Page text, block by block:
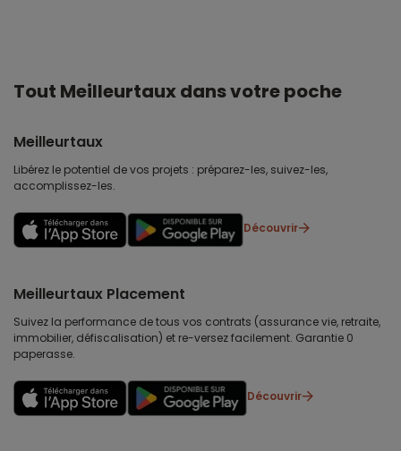
Tout Meilleurtaux dans votre poche
Meilleurtaux
Libérez le potentiel de vos projets : préparez-les, suivez-les,
accomplissez-les.
Découvrir
Meilleurtaux Placement
Suivez la performance de tous vos contrats (assurance vie, retraite,
immobilier, défiscalisation) et re-versez facilement. Garantie 0
paperasse.
Découvrir